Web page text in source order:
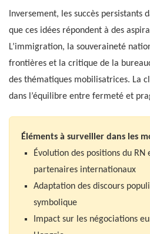
Inversement, les succès persistants
que ces idées répondent à des
L’immigration, la souveraineté
frontières et la critique de la
des thématiques mobilisatrices. La
dans l’équilibre entre fermeté et
Éléments à surveiller dans les
Évolution des positions du RN
partenaires internationaux
Adaptation des discours
symbolique
Impact sur les négociations